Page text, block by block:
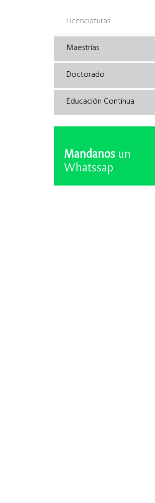
Licenciaturas
Maestrías
Doctorado
Educación Continua
Mandanos un
Whatssap